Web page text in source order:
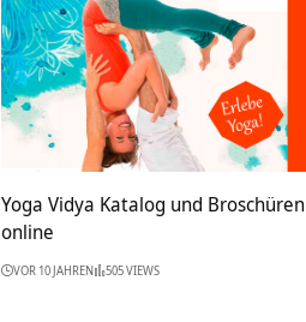
Yoga Vidya Katalog und Broschüren
online
VOR 10 JAHREN 505 VIEWS